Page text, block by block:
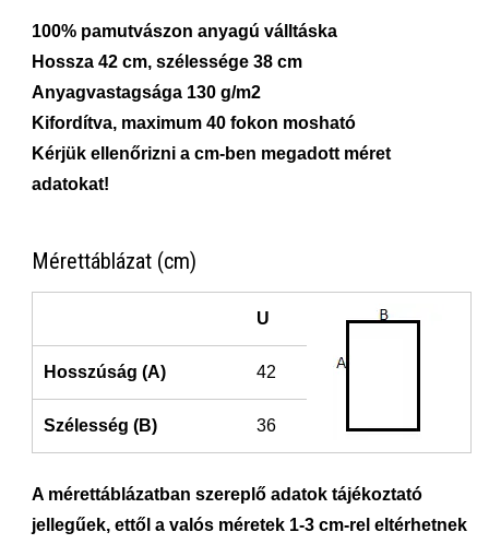
100% pamutvászon anyagú válltáska
Hossza 42 cm, szélessége 38 cm
Anyagvastagsága 130 g/m2
Kifordítva, maximum 40 fokon mosható
Kérjük ellenőrizni a cm-ben megadott méret
adatokat!
Mérettáblázat (cm)
U
Hosszúság (A) 42
Szélesség (B) 36
A mérettáblázatban szereplő adatok tájékoztató
jellegűek, ettől a valós méretek 1-3 cm-rel eltérhetnek